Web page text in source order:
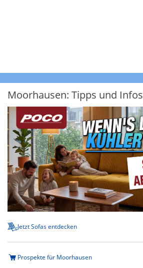
Moorhausen: Tipps und Infos
Jetzt Sofas entdecken
Prospekte für Moorhausen